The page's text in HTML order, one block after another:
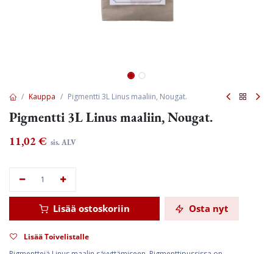
Kauppa Pigmentti 3L Linus maaliin, Nougat.
Pigmentti 3L Linus maaliin, Nougat.
11,02€ sis. ALV
Lisää ostoskoriin Osta nyt
Lisää Toivelistalle